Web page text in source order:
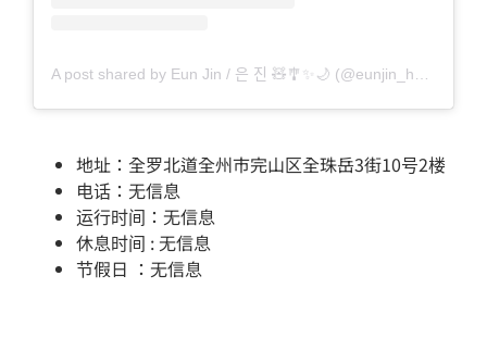
地址：全罗北道全州市完山区全珠岳3街10号2楼
电话：无信息
运行时间：无信息
休息时间 : 无信息
节假日 ：无信息